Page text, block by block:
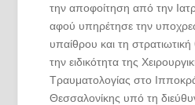
την αποφοίτηση από την
αφού υπηρέτησε την
υπαίθρου και τη
την ειδικότητα της
Τραυματολογίας στο
Θεσσαλονίκης υπό τη